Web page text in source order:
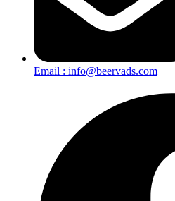
Email : info@beervads.com